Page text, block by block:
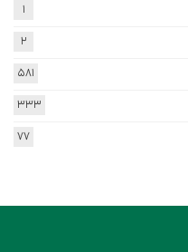
1
2
581
333
77